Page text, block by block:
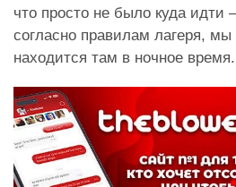
что просто не было куда идти
согласно правилам лагеря,
находится там в ночное время.